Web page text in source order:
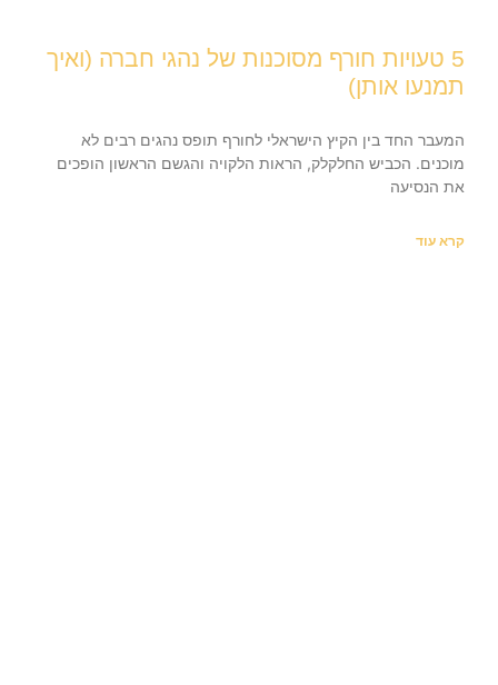
5 טעויות חורף מסוכנות של נהגי חברה (ואיך
תמנעו אותן)
המעבר החד בין הקיץ הישראלי לחורף תופס נהגים רבים לא
מוכנים. הכביש החלקלק, הראות הלקויה והגשם הראשון הופכים
את הנסיעה
קרא עוד